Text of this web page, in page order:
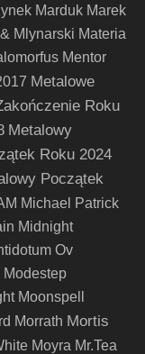
Marduk Marek
Mlynarski Materia
Mentor
Metalowe
Roku
Metalowy
Roku 2024
Początek
Michael Patrick
Midnight
Ov
Modestep
Moonspell
Morrath Mortis
Moyra Mr.Tea